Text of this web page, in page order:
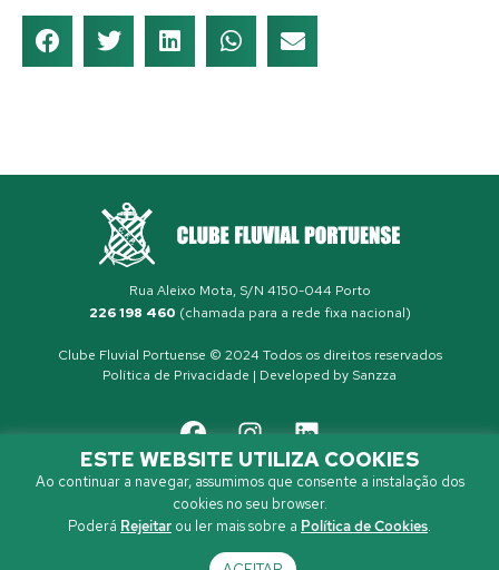
Rua Aleixo Mota, S/N 4150-044 Porto
226 198 460 (chamada para a rede fixa nacional)
Clube Fluvial Portuense © 2024 Todos os direitos reservados
Política de Privacidade | Developed by Sanzza
ESTE WEBSITE UTILIZA COOKIES
Ao continuar a navegar, assumimos que consente a instalação dos
cookies no seu browser.
Poderá Rejeitar ou ler mais sobre a Política de Cookies.